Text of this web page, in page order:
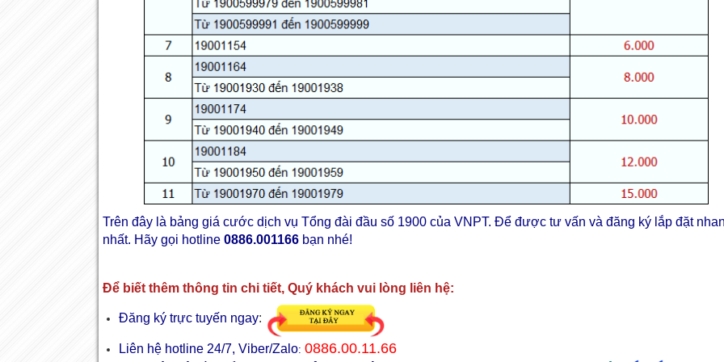
Trên đây là bảng giá cước dịch vụ Tổng đài đầu số 1900 của VNPT. Để được tư vấn và đăng ký lắp đặt
nhất. Hãy gọi hotline 0886.001166 bạn nhé!
Để biết thêm thông tin chi tiết, Quý khách vui lòng liên hệ:
Đăng ký trực tuyến ngay:
Liên hệ hotline 24/7, Viber/Zalo: 0886.00.11.66